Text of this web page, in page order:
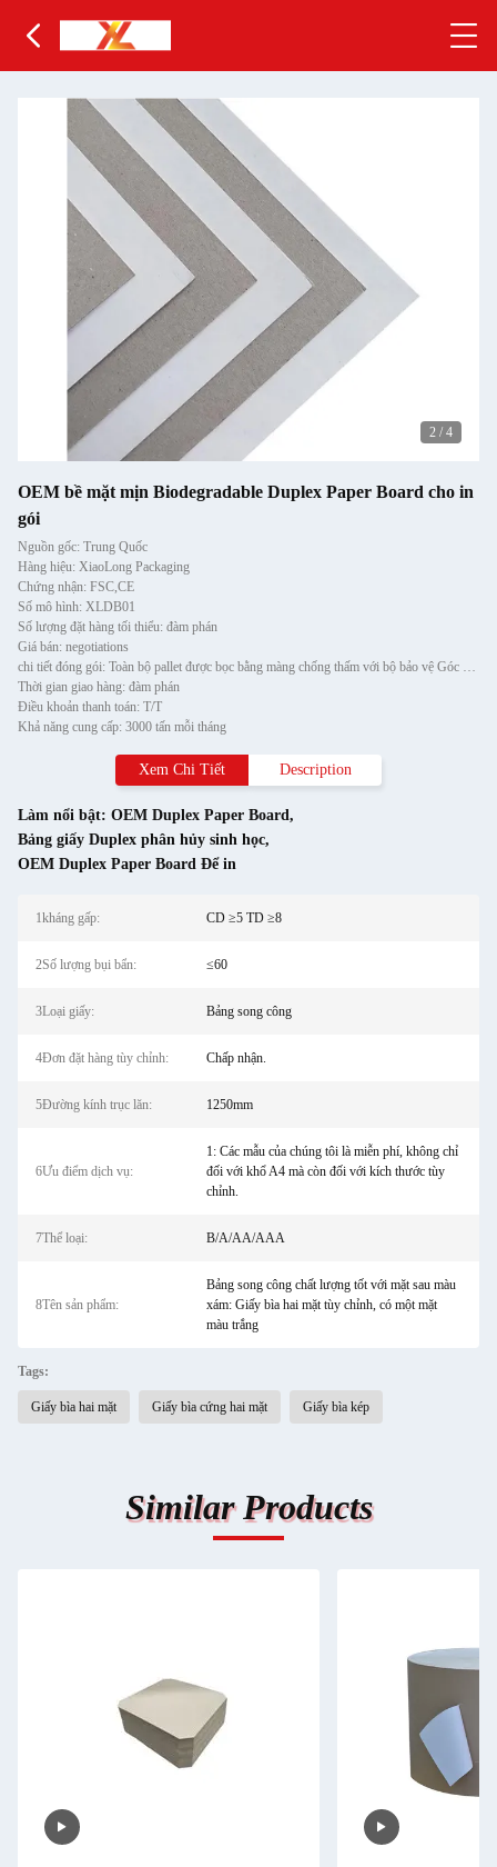
2 / 4
OEM bề mặt mịn Biodegradable Duplex Paper Board cho in
gói
Nguồn gốc: Trung Quốc
Hàng hiệu: XiaoLong Packaging
Chứng nhận: FSC,CE
Số mô hình: XLDB01
Số lượng đặt hàng tối thiểu: đàm phán
Giá bán: negotiations
chi tiết đóng gói: Toàn bộ pallet được bọc bằng màng chống thấm với bộ bảo vệ Góc Giấy và được cố định bằng dải teel ha
Thời gian giao hàng: đàm phán
Điều khoản thanh toán: T/T
Khả năng cung cấp: 3000 tấn mỗi tháng
Xem Chi Tiết Description
Làm nổi bật: OEM Duplex Paper Board,
Bảng giấy Duplex phân hủy sinh học,
OEM Duplex Paper Board Để in
1kháng gấp: CD ≥5 TD ≥8
2Số lượng bụi bẩn: ≤60
3Loại giấy: Bảng song công
4Đơn đặt hàng tùy chỉnh: Chấp nhận.
5Đường kính trục lăn: 1250mm
6Ưu điểm dịch vụ:
1: Các mẫu của chúng tôi là miễn phí, không chỉ
đối với khổ A4 mà còn đối với kích thước tùy
chỉnh.
7Thể loại: B/A/AA/AAA
8Tên sản phẩm:
Bảng song công chất lượng tốt với mặt sau màu
xám: Giấy bìa hai mặt tùy chỉnh, có một mặt
màu trắng
Tags:
Giấy bìa hai mặt Giấy bìa cứng hai mặt Giấy bìa kép
Similar Products